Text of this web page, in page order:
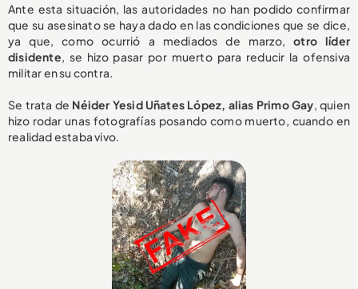
Ante esta situación, las autoridades no han podido confirmar
que su asesinato se haya dado en las condiciones que se dice,
ya que, como ocurrió a mediados de marzo,otro líder
disidente , se hizo pasar por muerto para reducir la ofensiva
militar en su contra.
Se trata de Néider Yesid Uñates López, alias Primo Gay , quien
hizo rodar unas fotografías posando como muerto, cuando en
realidad estaba vivo.